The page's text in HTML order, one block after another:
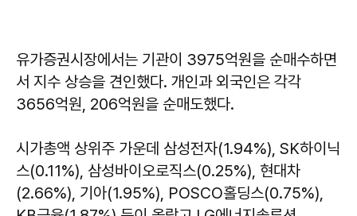
유가증권시장에서는 기관이 3975억원을 순매수하면
서 지수 상승을 견인했다. 개인과 외국인은 각각
3656억원, 206억원을 순매도했다.
시가총액 상위주 가운데 삼성전자(1.94%), SK하이닉
스(0.11%), 삼성바이오로직스(0.25%), 현대차
(2.66%), 기아(1.95%), POSCO홀딩스(0.75%),